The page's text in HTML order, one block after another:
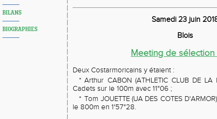
BILANS
BIOGRAPHIES
Samedi 23 juin
Blois
Meeting de sélection
Deux Costarmoricains y étaient :
* Arthur CABON (ATHLETIC CLUB DE LA
Cadets sur le 100m avec 11"06 ;
* Tom JOUETTE (UA DES COTES
le 800m en 1'57"28.